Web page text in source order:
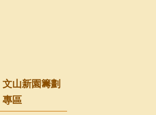
文山新園籌劃
專區